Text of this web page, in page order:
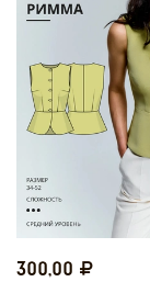
300,00